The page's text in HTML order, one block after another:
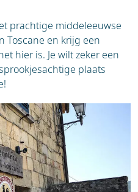
prachtige middeleeuwse
Toscane en krijg een
hier is. Je wilt zeker een
plaats